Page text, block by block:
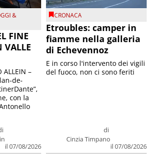
&
FINE
VALLE
il 07/08/2026
ALLEIN –
de-
con la
CRONACA
Etroubles: camper in
fiamme nella galleria
di Echevennoz
di
Cinzia Timpano
il 07/08/2026
E in corso l'intervento dei vigili
del fuoco, non ci sono feriti